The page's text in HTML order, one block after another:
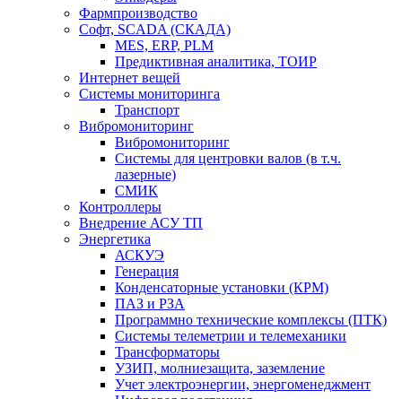
Фармпроизводство
Софт, SCADA (СКАДА)
MES, ERP, PLM
Предиктивная аналитика, ТОИР
Интернет вещей
Системы мониторинга
Транспорт
Вибромониторинг
Вибромониторинг
Системы для центровки валов (в т.ч.
лазерные)
СМИК
Контроллеры
Внедрение АСУ ТП
Энергетика
АСКУЭ
Генерация
Конденсаторные установки (КРМ)
ПАЗ и РЗА
Программно технические комплексы (ПТК)
Системы телеметрии и телемеханики
Трансформаторы
УЗИП, молниезащита, заземление
Учет электроэнергии, энергоменеджмент